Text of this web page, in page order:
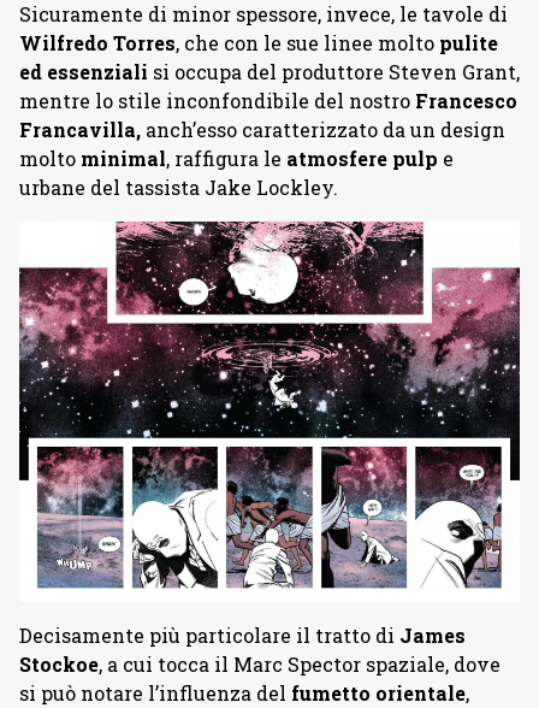
Sicuramente di minor spessore, invece, le tavole di
Wilfredo Torres, che con le sue linee molto pulite
ed essenziali si occupa del produttore Steven Grant,
mentre lo stile inconfondibile del nostro Francesco
Francavilla, anch’esso caratterizzato da un design
molto minimal, raffigura le atmosfere pulp e
urbane del tassista Jake Lockley.
Decisamente più particolare il tratto di James
Stockoe, a cui tocca il Marc Spector spaziale, dove
si può notare l’influenza del fumetto orientale,